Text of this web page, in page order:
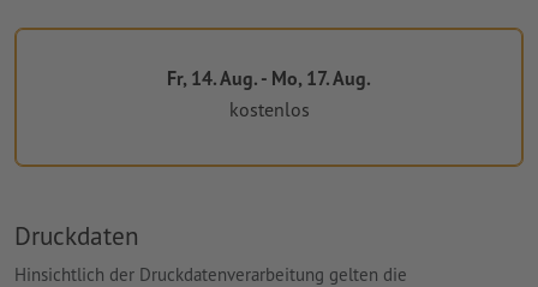
Fr, 14. Aug. - Mo, 17. Aug.
kostenlos
Druckdaten
Hinsichtlich der Druckdatenverarbeitung gelten die